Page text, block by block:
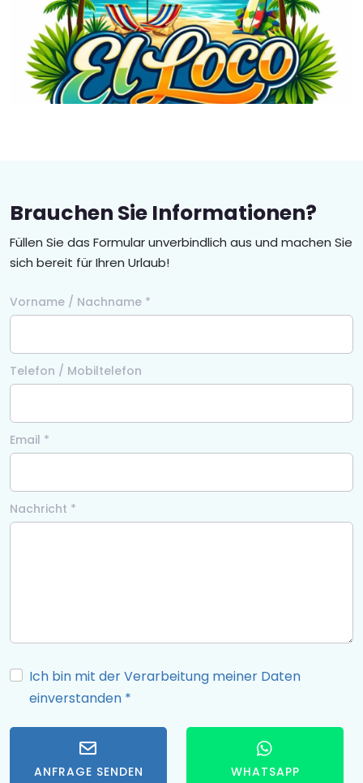
Brauchen Sie Informationen?
Füllen Sie das Formular unverbindlich aus und machen Sie
sich bereit für Ihren Urlaub!
Vorname / Nachname *
Telefon / Mobiltelefon
Email *
Nachricht *
Ich bin mit der Verarbeitung meiner Daten
einverstanden *
ANFRAGE SENDEN WHATSAPP